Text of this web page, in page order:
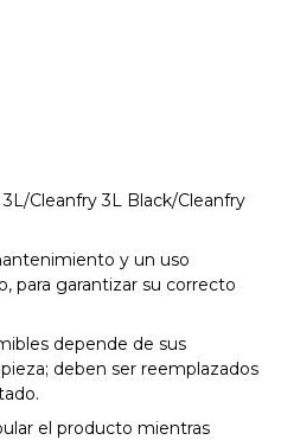
Cleanfry 3L Black/Cleanfry
y un uso
para garantizar su correcto
depende de sus
deben ser reemplazados
el producto mientras